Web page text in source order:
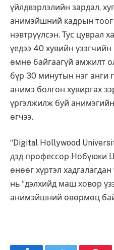
үйлдвэрлэлийн зардал,
анимэйшний кадрын
нэвтрүүлсэн. Тус цуврал
үедээ 40 хувийн
өмнө байгаагүй амжилт
бүр 30 минутын нэг анги
анимэ болгон хувиргах
үргэлжилж буй
өгчээ.
“Digital Hollywood
дэд профессор Нобүюки
өнөөг хүртэл
нь “дэлхийд маш ховор
анимэйшний өвөрмөц